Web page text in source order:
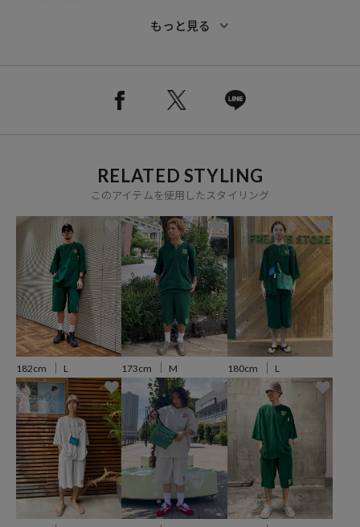
●パイル素材で、サウナ上がりでもべたつくこと無く着られるのも嬉
インも館内着の各モデルロゴに合わせたデザインになります
なっています
※ナップサックサイズ：幅35cm × 高さ40cm
毎年人気の「サウベニア館内着」セットアップが、2025年春夏シーズ
ンも登場。
サウナ後のリラックスウェアとしてはもちろん、音楽フェスやアウト
ドアイベント、在宅ワークやおうち時間にぴったりのルームウェアと
しても最適なアイテムです。
トップス・ボトムスを別々に使えば、カジュアルコーデやワンマイル
ウェアとしても活躍。
ゆったりとしたユニセックス仕様のリラックスシルエットなので、メ
ンズ・レディース問わず幅広い層におすすめです。
着回し力と快適さを兼ね備えた、今季マストバイな館内着風セットア
ップをぜひワードローブに。
【PARI PARI apt. / パリパリアパート】
台湾・台南に位置する3階建ての複合型スペースです。
セレクトショップ、カフェ＆スイーツ、宿泊体験がひとつになった空
もっと見る
RELATED STYLING
このアイテムを使用したスタイリング
182cm L 173cm M 180cm L